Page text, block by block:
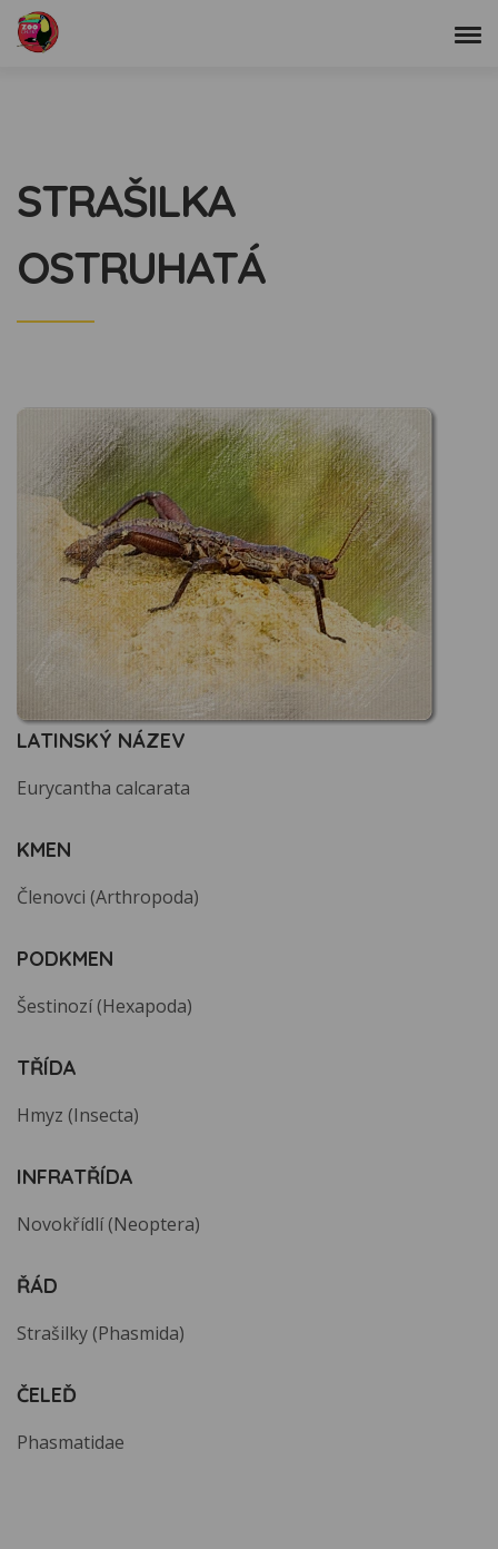
STRAŠILKA
OSTRUHATÁ
LATINSKÝ NÁZEV
Eurycantha calcarata
KMEN
Členovci (Arthropoda)
PODKMEN
Šestinozí (Hexapoda)
TŘÍDA
Hmyz (Insecta)
INFRATŘÍDA
Novokřídlí (Neoptera)
ŘÁD
Strašilky (Phasmida)
ČELEĎ
Phasmatidae